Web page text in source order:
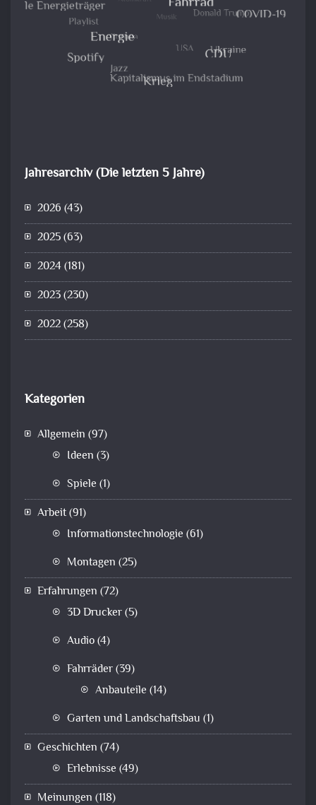
Jahresarchiv (Die letzten 5 Jahre)
2026 (43)
2025(63)
2024(181)
2023(230)
2022(258)
Kategorien
Allgemein (97)
Ideen (3)
Spiele (1)
Arbeit(91)
Informationstechnologie (61)
Montagen (25)
Erfahrungen (72)
3D Drucker(5)
Audio(4)
Fahrräder(39)
Anbauteile (14)
Garten und Landschaftsbau (1)
Geschichten (74)
Erlebnisse (49)
Meinungen (118)